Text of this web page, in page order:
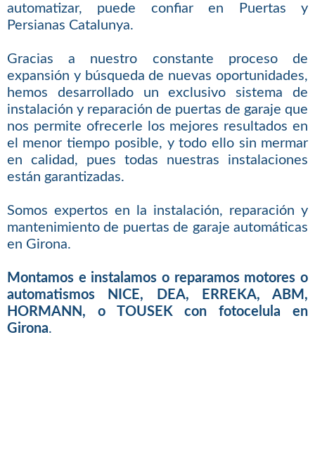
automatizar, puede confiar en Puertas y
Persianas Catalunya.
Gracias a nuestro constante proceso de
expansión y búsqueda de nuevas oportunidades,
hemos desarrollado un exclusivo sistema de
instalación y reparación de puertas de garaje que
nos permite ofrecerle los mejores resultados en
el menor tiempo posible, y todo ello sin mermar
en calidad, pues todas nuestras instalaciones
están garantizadas.
Somos expertos en la instalación, reparación y
mantenimiento de puertas de garaje automáticas
en Girona.
Montamos e instalamos o reparamos motores o
automatismos NICE, DEA, ERREKA, ABM,
HORMANN, o TOUSEK con fotocelula en
Girona.